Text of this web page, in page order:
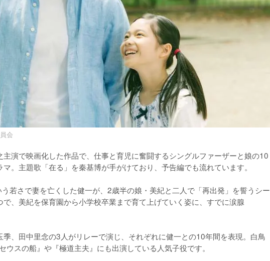
会
演で映画化した作品で、仕事と育児に奮闘するシングルファーザーと娘の10
。主題歌「在る」を秦基博が手がけており、予告編でも流れています。
若さで妻を亡くした健一が、2歳半の娘・美紀と二人で「再出発」を誓うシー
、美紀を保育園から小学校卒業まで育て上げていく姿に、すでに涙腺
、田中里念の3人がリレーで演じ、それぞれに健一との10年間を表現。白鳥
ウスの船』や『極道主夫』にも出演している人気子役です。